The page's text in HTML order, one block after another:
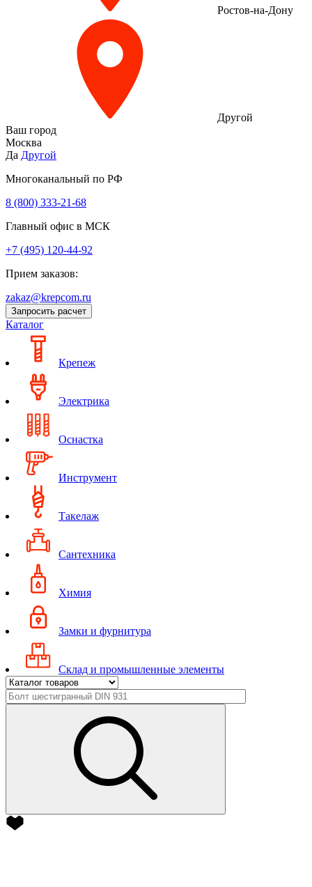
Ростов-на-Дону
Другой
Ваш город
Москва
Да Другой
Многоканальный по РФ
8 (800) 333‑21-68
Главный офис в МСК
+7 (495) 120-44-92
Прием заказов:
zakaz@krepcom.ru
Запросить расчет
Каталог
Крепеж
Электрика
Оснастка
Инструмент
Такелаж
Сантехника
Химия
Замки и фурнитура
Склад и промышленные элементы